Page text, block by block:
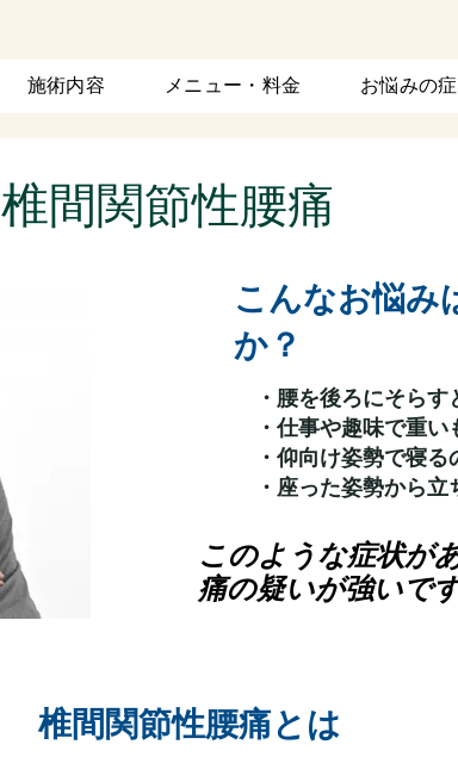
施術内容 メニュー・料金 お悩みの
​椎間関節性腰痛
こんなお悩み
か？
・腰を後ろにそら
・仕事や趣味で重
・仰向け姿勢で寝
・座った姿勢から
このような症状が
痛の疑いが強いで
​椎間関節性腰痛とは